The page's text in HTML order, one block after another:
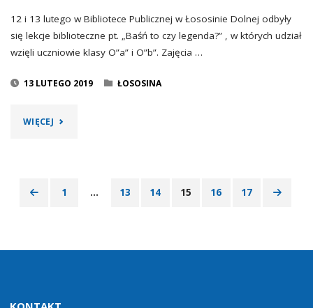
12 i 13 lutego w Bibliotece Publicznej w Łososinie Dolnej odbyły
się lekcje biblioteczne pt. „Baśń to czy legenda?” , w których udział
wzięli uczniowie klasy O”a” i O”b”. Zajęcia …
13 LUTEGO 2019 ŁOSOSINA
WIĘCEJ"„BAŚŃ
wpisów
1 … 13 14 15 16 17